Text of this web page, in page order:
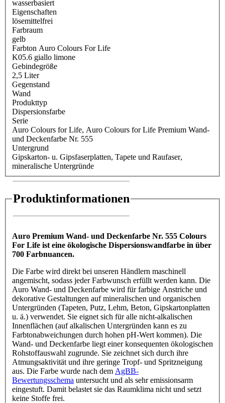
wasserbasiert
Eigenschaften
lösemittelfrei
Farbraum
gelb
Farbton Auro Colours For Life
K05.6 giallo limone
Gebindegröße
2,5 Liter
Gegenstand
Wand
Produkttyp
Dispersionsfarbe
Serie
Auro Colours for Life, Auro Colours for Life Premium Wand-
und Deckenfarbe Nr. 555
Untergrund
Gipskarton- u. Gipsfaserplatten, Tapete und Raufaser,
mineralische Untergründe
Produktinformationen
Auro Premium Wand- und Deckenfarbe Nr. 555 Colours
For Life ist eine ökologische Dispersionswandfarbe in über
700 Farbnuancen.
Die Farbe wird direkt bei unseren Händlern maschinell
angemischt, sodass jeder Farbwunsch erfüllt werden kann. Die
Auro Wand- und Deckenfarbe wird für farbige Anstriche und
dekorative Gestaltungen auf mineralischen und organischen
Untergründen (Tapeten, Putz, Lehm, Beton, Gipskartonplatten
u. ä.) verwendet. Sie eignet sich für alle nicht-alkalischen
Innenflächen (auf alkalischen Untergründen kann es zu
Farbtonabweichungen durch hohen pH-Wert kommen). Die
Wand- und Deckenfarbe liegt einer konsequenten ökologischen
Rohstoffauswahl zugrunde. Sie zeichnet sich durch ihre
Atmungsaktivität und ihre geringe Tropf- und Spritzneigung
aus. Die Farbe wurde nach dem AgBB-
Bewertungsschema untersucht und als sehr emissionsarm
eingestuft. Damit belastet sie das Raumklima nicht und setzt
keine Stoffe frei.